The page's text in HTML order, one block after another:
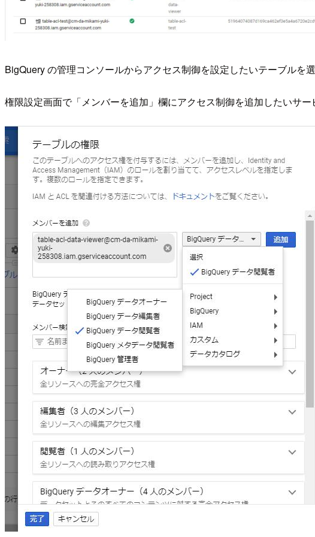
BigQuery の管理コンソールからアクセス制御を設定したいテーブルを
権限設定画面で「メンバーを追加」欄にアクセス制御を追加したいサ